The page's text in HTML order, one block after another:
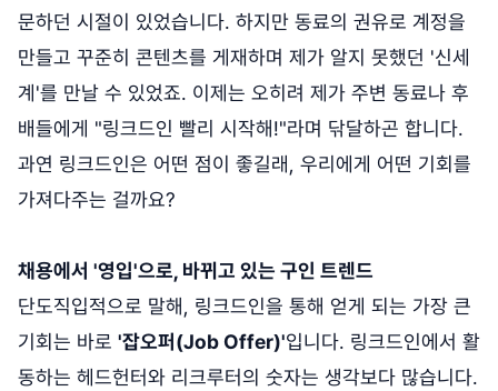
문하던 시절이 있었습니다. 하지만 동료의 권유로 계정을
만들고 꾸준히 콘텐츠를 게재하며 제가 알지 못했던 '신세
계'를 만날 수 있었죠. 이제는 오히려 제가 주변 동료나 후
배들에게 "링크드인 빨리 시작해!"라며 닦달하곤 합니다.
과연 링크드인은 어떤 점이 좋길래, 우리에게 어떤 기회를
가져다주는 걸까요?
채용에서 '영입'으로, 바뀌고 있는 구인 트렌드
단도직입적으로 말해, 링크드인을 통해 얻게 되는 가장 큰
기회는 바로 '잡오퍼(Job Offer)'입니다. 링크드인에서 활
동하는 헤드헌터와 리크루터의 숫자는 생각보다 많습니다.